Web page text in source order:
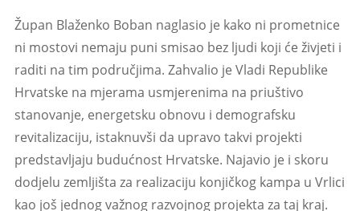
Župan Blaženko Boban naglasio je kako ni prometnice
ni mostovi nemaju puni smisao bez ljudi koji će živjeti i
raditi na tim područjima. Zahvalio je Vladi Republike
Hrvatske na mjerama usmjerenima na priuštivo
stanovanje, energetsku obnovu i demografsku
revitalizaciju, istaknuvši da upravo takvi projekti
predstavljaju budućnost Hrvatske. Najavio je i skoru
dodjelu zemljišta za realizaciju konjičkog kampa u Vrlici
kao još jednog važnog razvojnog projekta za taj kraj.